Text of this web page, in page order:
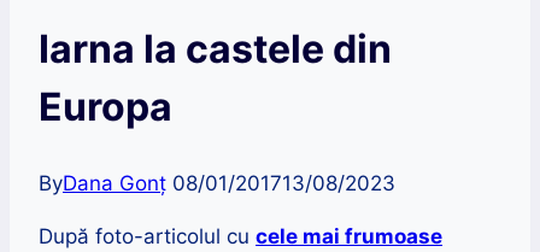
Iarna la castele din
Europa
ByDana Gonț 08/01/201713/08/2023
După foto-articolul cu cele mai frumoase